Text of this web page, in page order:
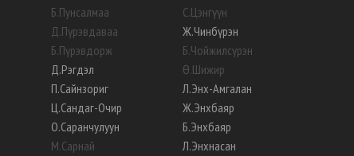
Б.Пунсалмаа
Д.Пүрэвдаваа
Б.Пүрэвдорж
Д.Рэгдэл
П.Сайнзориг
Ц.Сандаг-Очир
О.Саранчулуун
М.Сарнай
С.Цэнгүүн
Ж.Чинбүрэн
Б.Чойжилсүрэн
Ө.Шижир
Л.Энх-Амгалан
Ж.Энхбаяр
Б.Энхбаяр
Л.Энхнасан